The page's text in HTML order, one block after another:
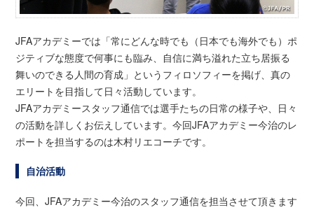
JFAアカデミーでは「常にどんな時でも（日本でも海外でも）ポ
ジティブな態度で何事にも臨み、自信に満ち溢れた立ち居振る
舞いのできる人間の育成」というフィロソフィーを掲げ、真の
エリートを目指して日々活動しています。
JFAアカデミースタッフ通信では選手たちの日常の様子や、日々
の活動を詳しくお伝えしています。今回JFAアカデミー今治のレ
ポートを担当するのは木村リエコーチです。
自治活動
今回、JFAアカデミー今治のスタッフ通信を担当させて頂きます